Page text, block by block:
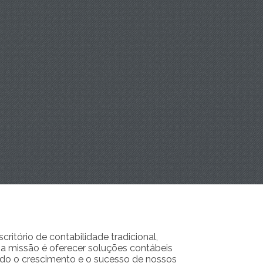
de contabilidade tradicional,
missão é oferecer soluções contábeis
o crescimento e o sucesso de nossos